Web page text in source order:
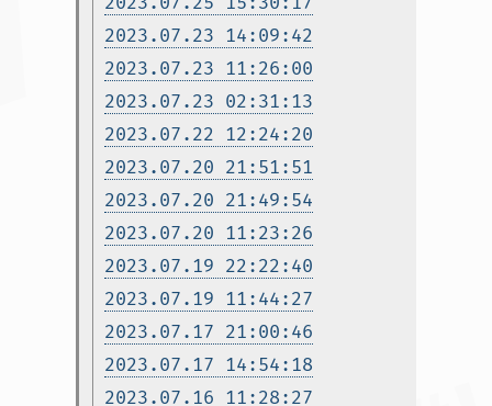
2023.07.23 14:09:42
2023.07.23 11:26:00
2023.07.23 02:31:13
2023.07.22 12:24:20
2023.07.20 21:51:51
2023.07.20 21:49:54
2023.07.20 11:23:26
2023.07.19 22:22:40
2023.07.19 11:44:27
2023.07.17 21:00:46
2023.07.17 14:54:18
2023.07.16 11:28:27